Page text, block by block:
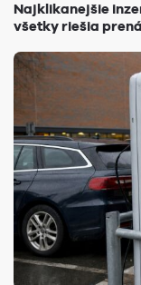
Najklikanejšie
všetky riešia